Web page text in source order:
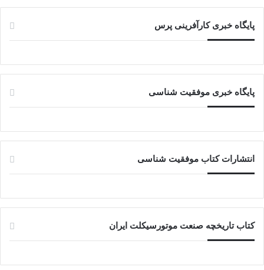
پایگاه خبری کارآفرینی پرس
پایگاه خبری موفقیت شناسی
انتشارات کتاب موفقیت شناسی
کتاب تاریخچه صنعت موتورسیکلت ایران